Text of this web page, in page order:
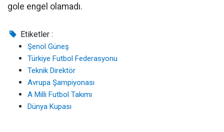
gole engel olamadı.
Etiketler :
Şenol Güneş
Türkiye Futbol Federasyonu
Teknik Direktör
Avrupa Şampiyonası
A Milli Futbol Takımı
Dünya Kupası